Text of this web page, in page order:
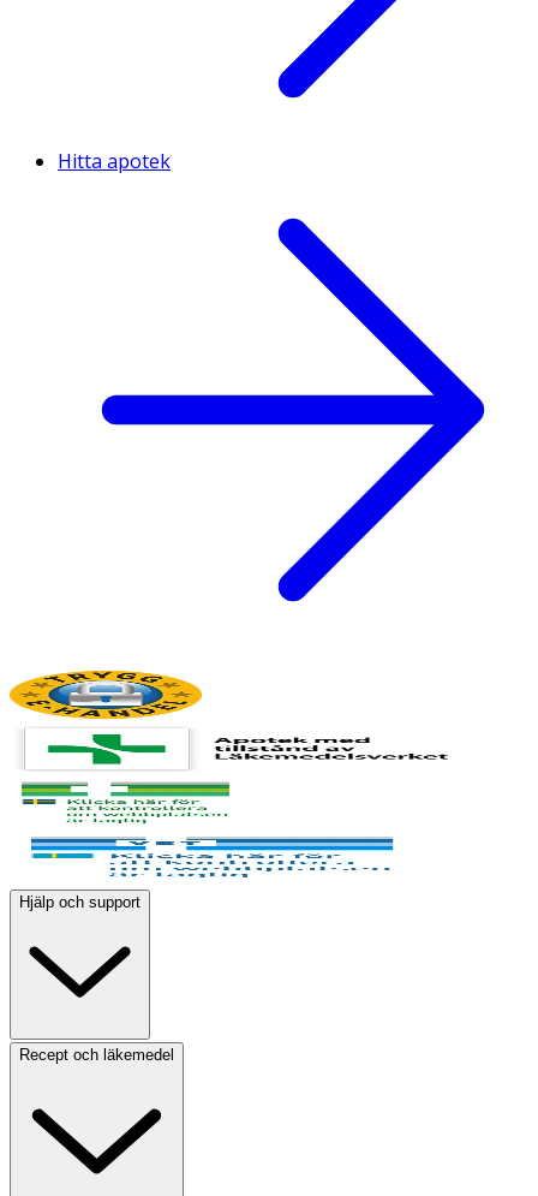
Hitta apotek
Hjälp och support
Recept och läkemedel